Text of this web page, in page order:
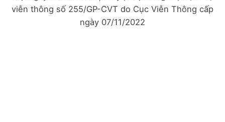
viễn thông số 255/GP-CVT do Cục Viễn Thông cấp
ngày 07/11/2022